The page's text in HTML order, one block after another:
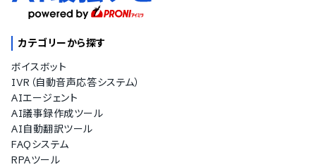
カテゴリーから探す
ボイスボット
IVR（自動音声応答システム）
AIエージェント
AI議事録作成ツール
AI自動翻訳ツール
FAQシステム
RPAツール